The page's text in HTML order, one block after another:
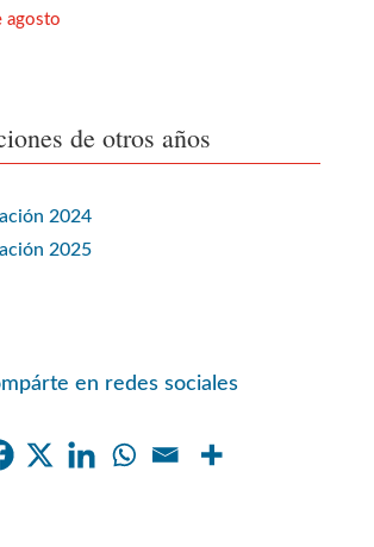
agosto
de otros años
2024
2025
en redes sociales